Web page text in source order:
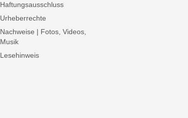
Haftungsausschluss
Urheberrechte
Nachweise | Fotos, Videos,
Musik
Lesehinweis